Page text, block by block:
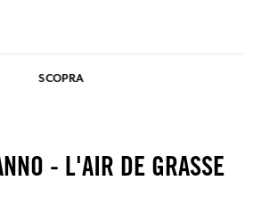
SCOPRA
- L'AIR DE GRASSE